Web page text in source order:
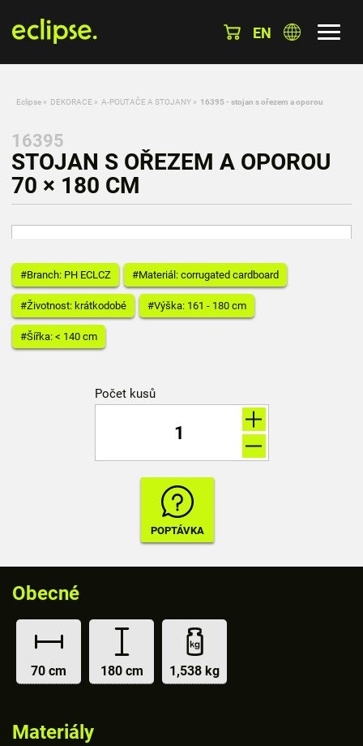
EN
Eclipse » DEKORACE » A-POUTAČE A STOJANY » 16395 - stojan s ořezem a oporou
16395
STOJAN S OŘEZEM A OPOROU
70 × 180 CM
#Branch: PH ECLCZ #Materiál: corrugated cardboard
#Životnost: krátkodobé #Výška: 161 - 180 cm
#Šířka: < 140 cm
Počet kusů
Obecné
70 cm 180 cm 1,538 kg
Materiály